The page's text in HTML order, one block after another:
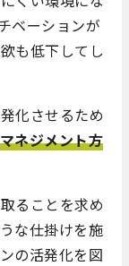
ベーションが
も低下してし
化させるため
マネジメント方
ることを求め
な仕掛けを施
の活発化を図